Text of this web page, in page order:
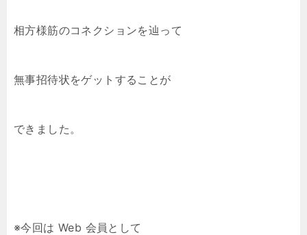
相方様筋のコネクションを辿って
無事招待状をゲットすることが
できました。
※今回は Web 会員として